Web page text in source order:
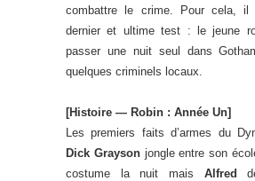
combattre le crime. Pour cela, il
dernier et ultime test : le jeune
passer une nuit seul dans
quelques criminels locaux.
[Histoire — Robin : Année Un]
Les premiers faits d’armes du
Dick Graysonjongle entre son
costume la nuit mais Alfred